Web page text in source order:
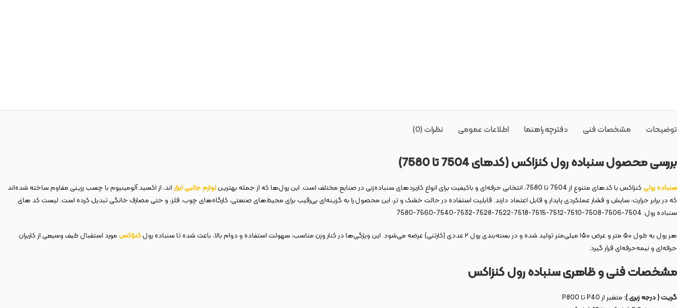
توضیحات نظرات (0) مشخصات فنی اطلاعات عمومی دفترچه راهنما
بررسی محصول سنباده رول کنزاکس (کدهای 7504 تا 7580)
سنباده رولیکنزاکس با کدهای متنوع از 7504 تا 7580، انتخابی حرفه‌ای و باکیفیت برای انواع کاربردهای سنباده‌زنی در صنایع مختلف است. این رول‌ها که از جمله بهترین لوازم جانبی ابزاراند، از اکسید آلومینیوم با چسب رزینی مقاوم ساخته شده‌اند
که در برابر حرارت، سایش و فشار عملکردی پایدار و قابل اعتماد دارند. قابلیت استفاده در حالت خشک و تر، این محصول را به گزینه‌ای بی‌رقیب برای محیط‌های صنعتی، کارگاه‌های چوب، فلز، و حتی مصارف خانگی تبدیل کرده است. لیست کد های
سنباده رول: 7504-7506-7508-7510-7512-7515-7518-7522-7528-7532-7540-7560-7580
هر رول به طول ۵۰ متر و عرض ۱۵۰ میلی‌متر تولید شده و در بسته‌بندی رول ۲ عددی (کارتنی) عرضه می‌شود. این ویژگی‌ها در کنار وزن مناسب، سهولت استفاده و دوام بالا، باعث شده تا سنباده رول کنزاکسمورد استقبال طیف وسیعی از کاربران
حرفه‌ای و نیمه‌حرفه‌ای قرار گیرد.
مشخصات فنی و ظاهری سنباده رول کنزاکس
گریت ( درجه زبری ):متغیر از P40 تا P800